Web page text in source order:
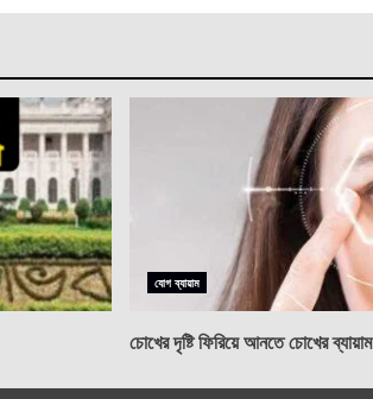
যোগ ব্যায়াম
চোখের দৃষ্টি ফিরিয়ে আনতে চোখের ব্যায়াম